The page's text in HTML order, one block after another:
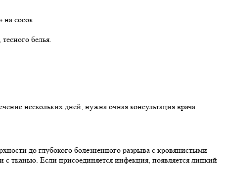
сосок.
белья.
нескольких дней, нужна очная консультация врача.
до глубокого болезненного разрыва с кровянистыми
тканью. Если присоединяется инфекция, появляется липкий